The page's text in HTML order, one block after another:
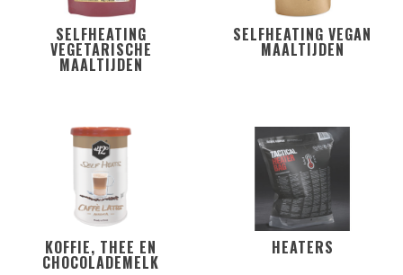
SELFHEATING
VEGETARISCHE
MAALTIJDEN
SELFHEATING VEGAN
MAALTIJDEN
KOFFIE, THEE EN
CHOCOLADEMELK
HEATERS